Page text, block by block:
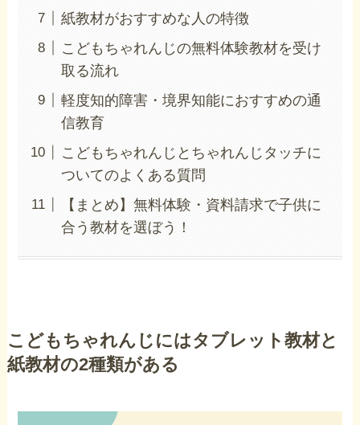
紙教材がおすすめな人の特徴
こどもちゃれんじの無料体験教材を受け
取る流れ
軽度知的障害・境界知能におすすめの通
信教育
こどもちゃれんじとちゃれんじタッチに
ついてのよくある質問
【まとめ】無料体験・資料請求で子供に
合う教材を選ぼう！
こどもちゃれんじにはタブレット教材と
紙教材の2種類がある